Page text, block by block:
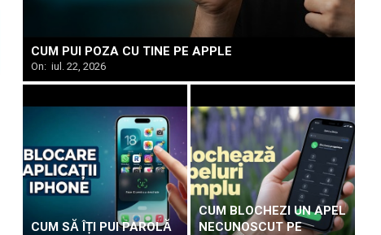
CUM PUI POZA CU TINE PE APPLE
On: iul. 22, 2026
CUM SĂ ÎȚI PUI PAROLĂ
CUM BLOCHEZI UN APEL
NECUNOSCUT PE